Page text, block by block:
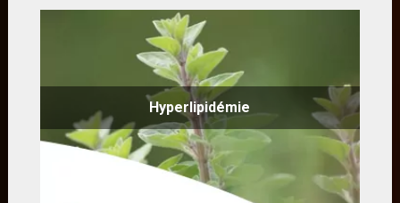
Hyperlipidémie